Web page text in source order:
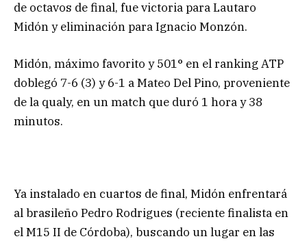
de octavos de final, fue victoria para Lautaro
Midón y eliminación para Ignacio Monzón.
Midón, máximo favorito y 501° en el ranking ATP
doblegó 7-6 (3) y 6-1 a Mateo Del Pino, proveniente
de la qualy, en un match que duró 1 hora y 38
minutos.
Ya instalado en cuartos de final, Midón enfrentará
al brasileño Pedro Rodrigues (reciente finalista en
el M15 II de Córdoba), buscando un lugar en las